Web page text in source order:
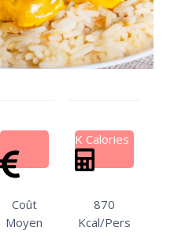
Coût
Moyen
K Calories
870
Kcal/Pers